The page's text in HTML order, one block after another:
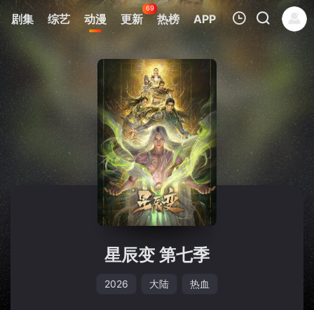
剧集 综艺 动漫 更新
69
热榜 APP
我的观影记录
暂无观看影片的记录
星辰变 第七季
2026 大陆 热血